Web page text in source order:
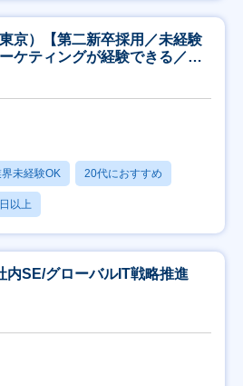
京）【第二新卒採用／未経験
ケティングが経験できる／研
未経験OK 20代におすすめ
以上
内SE/グローバルIT戦略推進